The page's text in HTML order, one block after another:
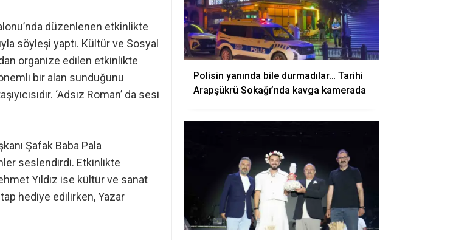
düzenlenen etkinlikte
söyleşi yaptı. Kültür ve Sosyal
organize edilen etkinlikte
bir alan sunduğunu
‘Adsız Roman’ da sesi
Şafak Baba Pala
seslendirdi. Etkinlikte
Yıldız ise kültür ve sanat
hediye edilirken, Yazar
Polisin yanında bile durmadılar… Tarihi
Arapşükrü Sokağı’nda kavga kamerada